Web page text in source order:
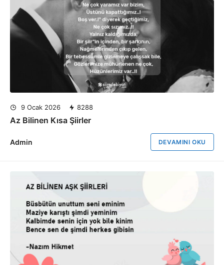
9 Ocak 2026 8288
Az Bilinen Kısa Şiirler
Admin DEVAMINI OKU